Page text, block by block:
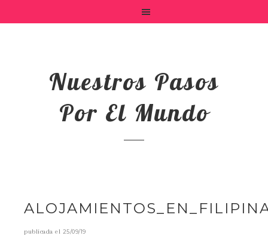
Nuestros Pasos
Por El Mundo
publicada el 25/09/19